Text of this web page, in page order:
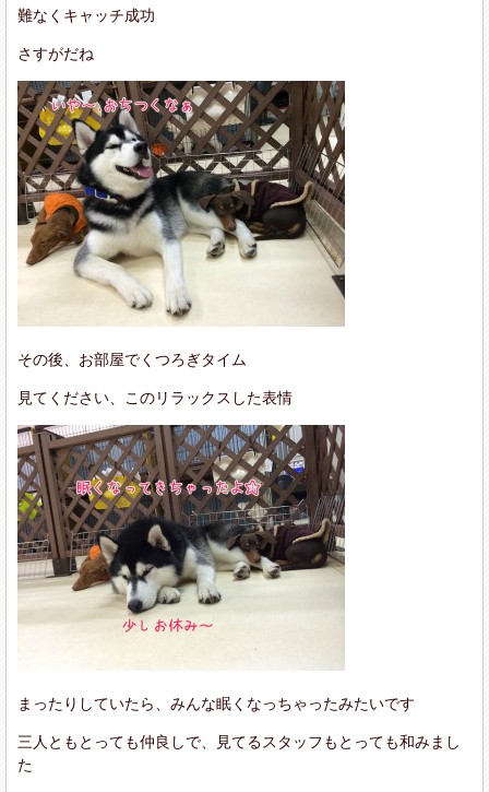
難なくキャッチ成功
さすがだね
その後、お部屋でくつろぎタイム
見てください、このリラックスした表情
まったりしていたら、みんな眠くなっちゃったみたいです
三人ともとっても仲良しで、見てるスタッフもとっても和みまし
た